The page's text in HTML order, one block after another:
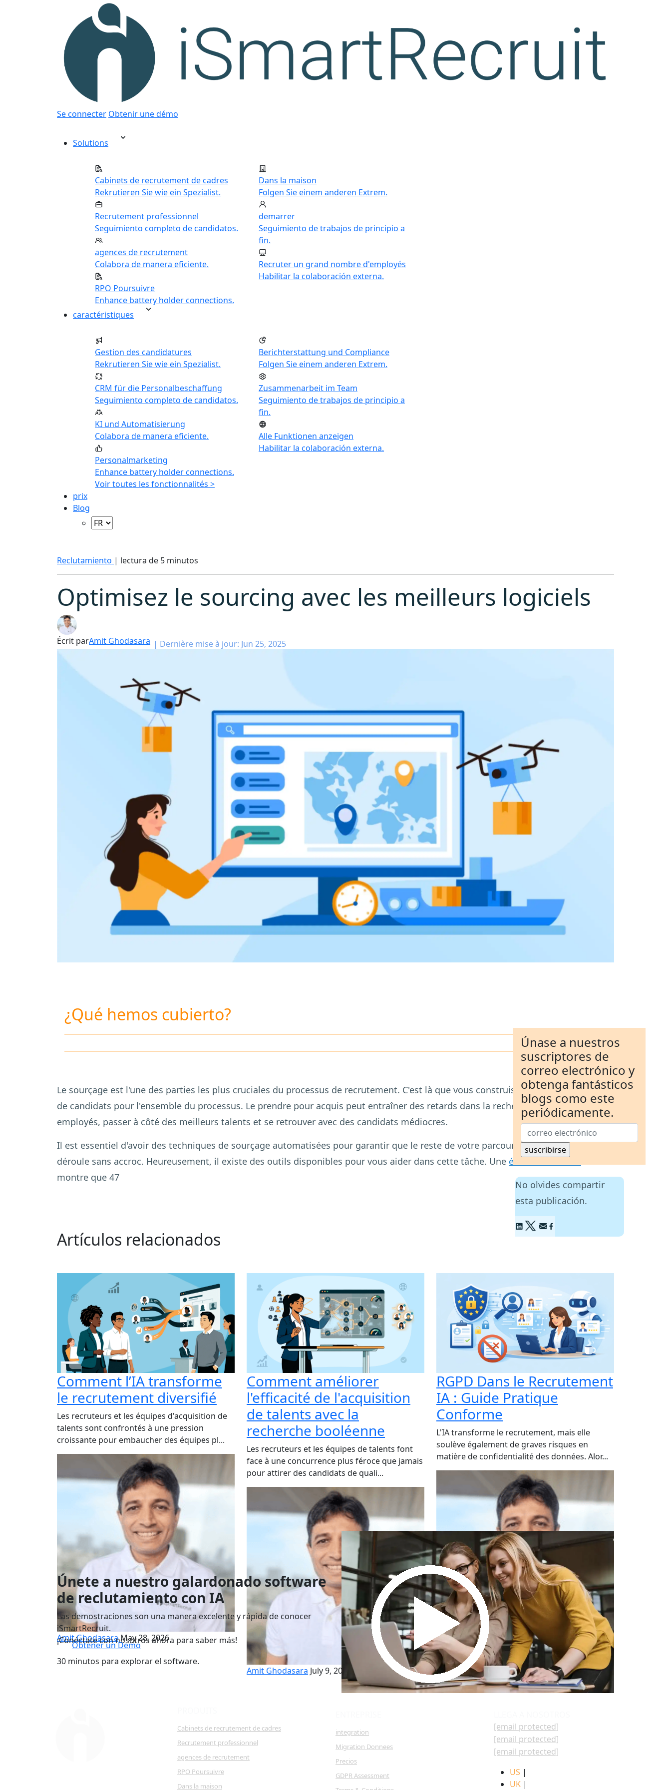
Se connecter Obtenir une démo
Solutions
Cabinets de recrutement de cadres
Rekrutieren Sie wie ein Spezialist.
Recrutement professionnel
Seguimiento completo de candidatos.
agences de recrutement
Colabora de manera eficiente.
RPO Poursuivre
Enhance battery holder connections.
Dans la maison
Folgen Sie einem anderen Extrem.
demarrer
Seguimiento de trabajos de principio a
fin.
Recruter un grand nombre d'employés
Habilitar la colaboración externa.
caractéristiques
Gestion des candidatures
Rekrutieren Sie wie ein Spezialist.
CRM für die Personalbeschaffung
Seguimiento completo de candidatos.
KI und Automatisierung
Colabora de manera eficiente.
Personalmarketing
Enhance battery holder connections.
Berichterstattung und Compliance
Folgen Sie einem anderen Extrem.
Zusammenarbeit im Team
Seguimiento de trabajos de principio a
fin.
Alle Funktionen anzeigen
Habilitar la colaboración externa.
Voir toutes les fonctionnalités >
prix
Blog
Reclutamiento | lectura de 5 minutos
Optimisez le sourcing avec les meilleurs logiciels
Écrit parAmit Ghodasara | Dernière mise à jour: Jun 25, 2025
¿Qué hemos cubierto?
Le sourçage est l'une des parties les plus cruciales du processus de recrutement. C'est là que vous construisez une excellente base
de candidats pour l'ensemble du processus. Le prendre pour acquis peut entraîner des retards dans la recherche de nouveaux
employés, passer à côté des meilleurs talents et se retrouver avec des candidats médiocres.
Il est essentiel d'avoir des techniques de sourçage automatisées pour garantir que le reste de votre parcours de recrutement se
déroule sans accroc. Heureusement, il existe des outils disponibles pour vous aider dans cette tâche. Une étude de Statista
montre que 47
Únase a nuestros
suscriptores de
correo electrónico y
obtenga fantásticos
blogs como este
periódicamente.
No olvides compartir
esta publicación.
Artículos relacionados
Comment l’IA transforme
le recrutement diversifié
Les recruteurs et les équipes d'acquisition de
talents sont confrontés à une pression
croissante pour embaucher des équipes pl...
Amit Ghodasara May 28, 2026
Comment améliorer
l'efficacité de l'acquisition
de talents avec la
recherche booléenne
Les recruteurs et les équipes de talents font
face à une concurrence plus féroce que jamais
pour attirer des candidats de quali...
Amit Ghodasara July 9, 2026
RGPD Dans le Recrutement
IA : Guide Pratique
Conforme
L'IA transforme le recrutement, mais elle
soulève également de graves risques en
matière de confidentialité des données. Alor...
Amit GhodasaraMarch 19, 2026
Únete a nuestro galardonado software
de reclutamiento con IA
Las demostraciones son una manera excelente y rápida de conocer
iSmartRecruit.
¡Conéctate con nosotros ahora para saber más!
Obtener un Demo
30 minutos para explorar el software.
Cabinets de recrutement de cadres
Recrutement professionnel
agences de recrutement
RPO Poursuivre
Dans la maison
integration
Migration Donnees
Precios
GDPR Assessment
[email protected]
[email protected]
[email protected]
US |
UK |